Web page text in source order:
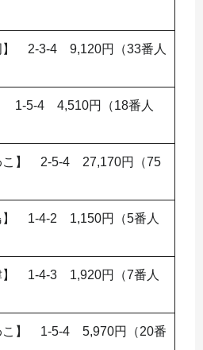
】 2-3-4 9,120円（33番人
1-5-4 4,510円（18番人
こ】 2-5-4 27,170円（75
】 1-4-2 1,150円（5番人
】 1-4-3 1,920円（7番人
こ】 1-5-4 5,970円（20番